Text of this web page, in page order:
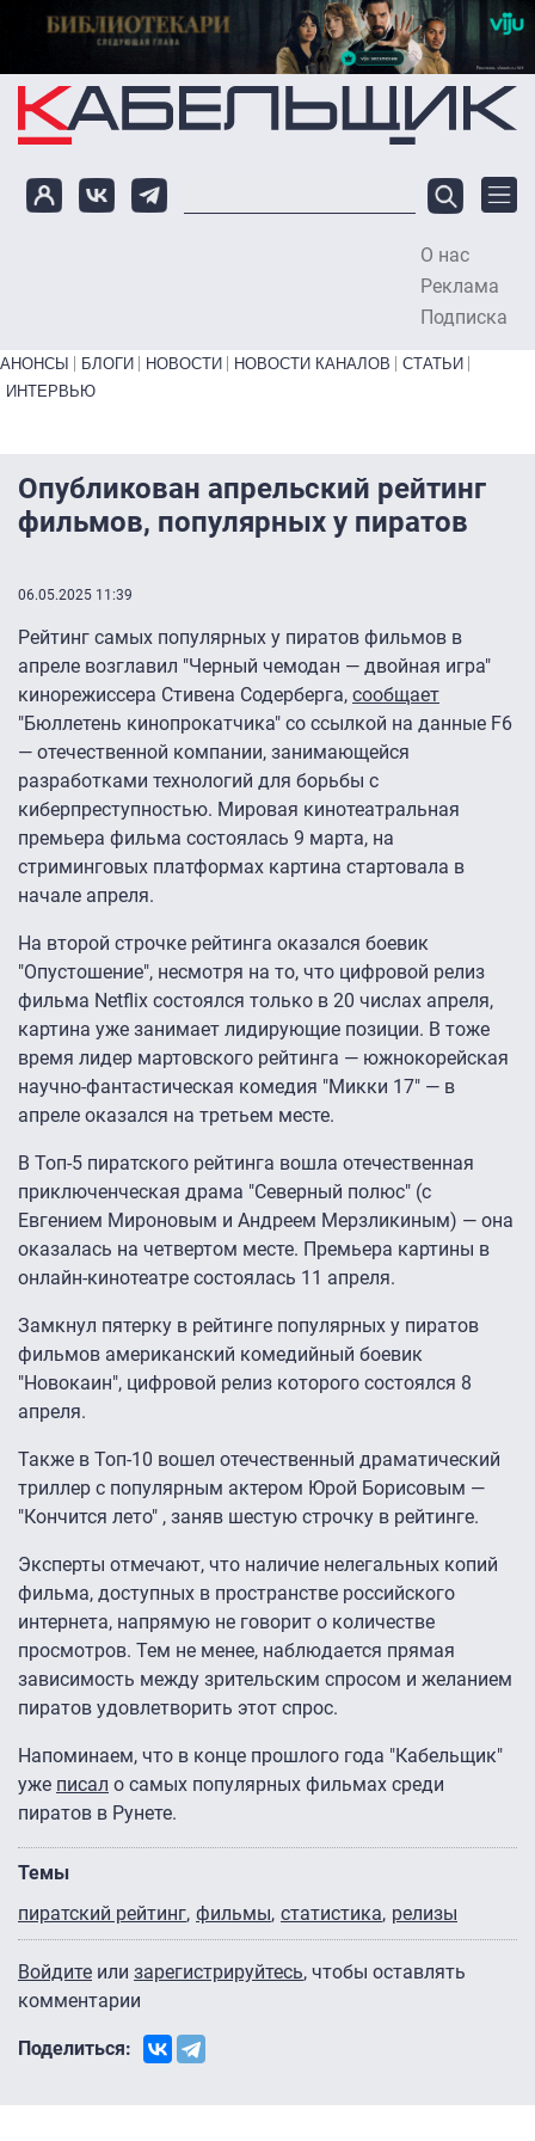
Перейти к основному содержанию
О нас
Реклама
Подписка
Primary links bottom
АНОНСЫ БЛОГИ НОВОСТИ НОВОСТИ КАНАЛОВ
СТАТЬИ
ИНТЕРВЬЮ
Опубликован апрельский рейтинг
фильмов, популярных у пиратов
06.05.2025 11:39
Рейтинг самых популярных у пиратов фильмов в
апреле возглавил "Черный чемодан — двойная игра"
кинорежиссера Стивена Содерберга, сообщает
"Бюллетень кинопрокатчика" со ссылкой на данные F6
— отечественной компании, занимающейся
разработками технологий для борьбы с
киберпреступностью. Мировая кинотеатральная
премьера фильма состоялась 9 марта, на
стриминговых платформах картина стартовала в
начале апреля.
На второй строчке рейтинга оказался боевик
"Опустошение", несмотря на то, что цифровой релиз
фильма Netflix состоялся только в 20 числах апреля,
картина уже занимает лидирующие позиции. В тоже
время лидер мартовского рейтинга — южнокорейская
научно-фантастическая комедия "Микки 17" — в
апреле оказался на третьем месте.
В Топ-5 пиратского рейтинга вошла отечественная
приключенческая драма "Северный полюс" (с
Евгением Мироновым и Андреем Мерзликиным) — она
оказалась на четвертом месте. Премьера картины в
онлайн-кинотеатре состоялась 11 апреля.
Замкнул пятерку в рейтинге популярных у пиратов
фильмов американский комедийный боевик
"Новокаин", цифровой релиз которого состоялся 8
апреля.
Также в Топ-10 вошел отечественный драматический
триллер с популярным актером Юрой Борисовым —
"Кончится лето" , заняв шестую строчку в рейтинге.
Эксперты отмечают, что наличие нелегальных копий
фильма, доступных в пространстве российского
интернета, напрямую не говорит о количестве
просмотров. Тем не менее, наблюдается прямая
зависимость между зрительским спросом и желанием
пиратов удовлетворить этот спрос.
Напоминаем, что в конце прошлого года "Кабельщик"
уже писал о самых популярных фильмах среди
пиратов в Рунете.
Темы
пиратский рейтинг фильмы статистика релизы
Войдите или зарегистрируйтесь, чтобы оставлять
комментарии
Поделиться: